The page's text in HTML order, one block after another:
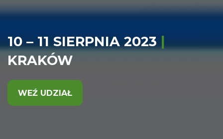
10 – 11 SIERPNIA 2023 |
KRAKÓW
WEŹ UDZIAŁ